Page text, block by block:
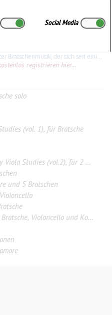
Der bekannte Interpret neuer und neuester Bratschenmusik, der sich seit einigen Jahren auch für die Viola d'amore begeistert, liefert nun instruktive und hilfreiche «Studies» unter dem Titel
registrieren hier...
solo
(vol. 1), für Bratsche
Studies (vol.2), für 2 Bratschen
und 5 Bratschen
Violoncello und Kontrabass
Social Media